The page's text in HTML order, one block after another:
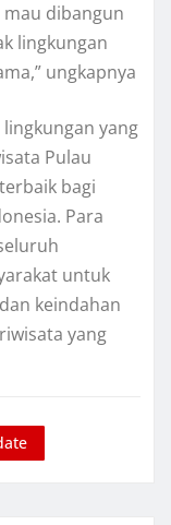
dibangun
lingkungan
ungkapnya
yang
Pulau
bagi
Para
untuk
keindahan
yang